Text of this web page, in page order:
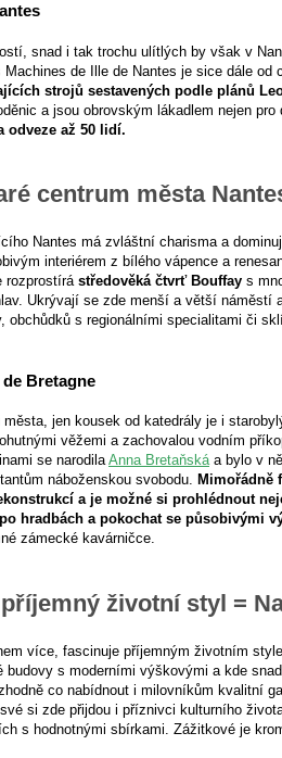
snad i tak trochu ulítlých by však v
de Ille de Nantes je sice dále
strojů sestavených podle plánů
a jsou obrovským lákadlem nejen
odveze až 50 lidí.
centrum města
Nantes má zvláštní charisma a
interiérem z bílého vápence a
rozprostírá středověká čtvrť Bouffay s
Ukrývají se zde menší a větší náměstí
obchůdků s regionálními specialitami či
Bretagne
města, jen kousek od katedrály je i
věžemi a zachovalou vodním
se narodilaAnna Bretaňskáa bylo v
náboženskou svobodu. Mimořádně
a je možné si prohlédnout
hradbách a pokochat se působivými
zámecké kavárničce.
životní styl =
více, fascinuje příjemným životním
budovy s moderními výškovými a kde
co nabídnout i milovníkům kvalitní
si zde přijdou i příznivci kulturního
s hodnotnými sbírkami. Zážitkové je